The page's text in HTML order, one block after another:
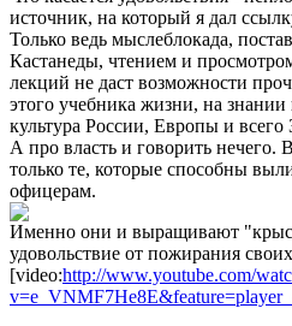
источник, на который я дал
Только ведь мыслеблокада,
Кастанеды, чтением и
лекций не даст возможности
этого учебника жизни, на знании
культура России, Европы и всего
А про власть и говорить нечего.
только те, которые способны
офицерам.
Именно они и выращивают
удовольствие от пожирания
[video:http://www.youtube.com/